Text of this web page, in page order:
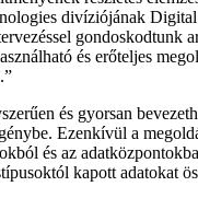
divíziójának
gondoskodtunk
és erőteljes
és gyorsan
Ezenkívül a
és az
kapott adatokat